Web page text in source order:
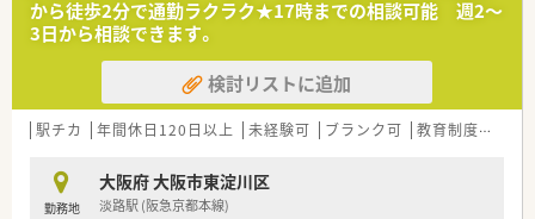
から徒歩2分で通勤ラクラク★17時までの相談可能 週2～
3日から相談できます。
検討リストに追加
駅チカ 年間休日120日以上 未経験可 ブランク可 教育制度あり
勤務地
大阪府 大阪市東淀川区
淡路駅 (阪急京都本線)